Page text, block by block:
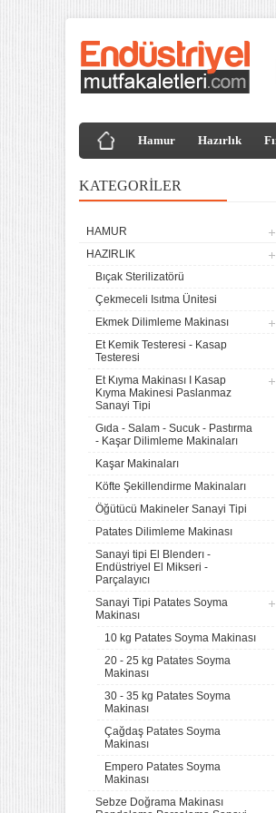
Hamur Hazırlık
KATEGORILER
HAMUR
HAZIRLIK
Bıçak Sterilizatörü
Çekmeceli Isıtma Ünitesi
Ekmek Dilimleme Makinası
Et Kemik Testeresi - Kasap
Testeresi
Et Kıyma Makinası I Kasap
Kıyma Makinesi Paslanmaz
Sanayi Tipi
Gıda - Salam - Sucuk - Pastırma
- Kaşar Dilimleme Makinaları
Kaşar Makinaları
Köfte Şekillendirme Makinaları
Öğütücü Makineler Sanayi Tipi
Patates Dilimleme Makinası
Sanayi tipi El Blenderı -
Endüstriyel El Mikseri -
Parçalayıcı
Sanayi Tipi Patates Soyma
Makinası
10 kg Patates Soyma Makinası
20 - 25 kg Patates Soyma
Makinası
30 - 35 kg Patates Soyma
Makinası
Çağdaş Patates Soyma
Makinası
Empero Patates Soyma
Makinası
Sebze Doğrama Makinası